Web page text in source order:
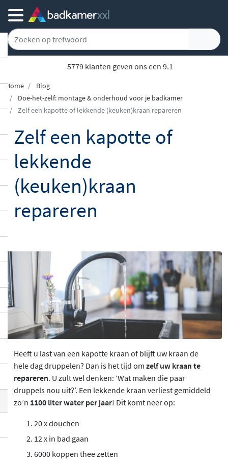
5779 klanten geven ons een 9.1
Home
Blog
Doe-het-zelf: montage & onderhoud voor je badkamer
Zelf een kapotte of lekkende (keuken)kraan repareren
Zelf een kapotte of
lekkende
(keuken)kraan
repareren
Heeft u last van een kapotte kraan of blijft uw kraan de
hele dag druppelen? Dan is het tijd om zelf uw kraan te
repareren. U zult wel denken: ‘Wat maken die paar
druppels nou uit?’. Een lekkende kraan verliest gemiddeld
zo’n 1100 liter water per jaar! Dit komt neer op:
20 x douchen
12 x in bad gaan
6000 koppen thee zetten